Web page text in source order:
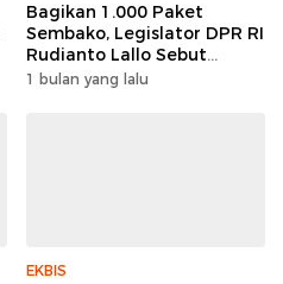
Bagikan 1.000 Paket
Sembako, Legislator DPR RI
Rudianto Lallo Sebut
Kepercayaan Publik Ke
1 bulan yang lalu
EKBIS